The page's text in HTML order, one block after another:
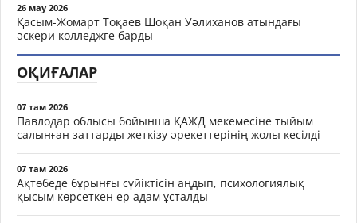
26 мау 2026
Қасым-Жомарт Тоқаев Шоқан Уәлиханов атындағы
әскери колледжге барды
ОҚИҒАЛАР
07 там 2026
Павлодар облысы бойынша ҚАЖД мекемесіне тыйым
салынған заттарды жеткізу әрекеттерінің жолы кесілді
07 там 2026
Ақтөбеде бұрынғы сүйіктісін аңдып, психологиялық
қысым көрсеткен ер адам ұсталды